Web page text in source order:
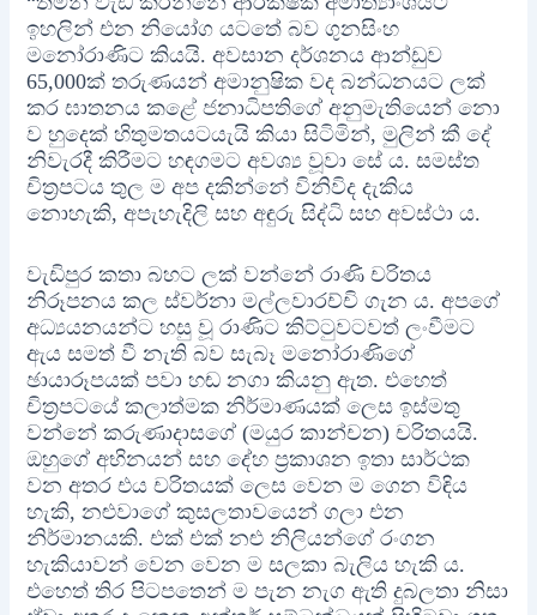
ඉහලින් එන නියෝග යටතේ බව ගුනසිංහ
මනෝරාණිට කියයි. අවසාන දර්ශනය ආන්ඩුව
65,000ක් තරුණයන් අමානුෂික වද බන්ධනයට ලක්
කර ඝාතනය කළේ ජනාධිපතිගේ අනුමැතියෙන් නො
ව හුදෙක් හිතුමතයටයැයි කියා සිටිමින්, මුලින් කී දේ
නිවැරදී කිරීමට හඳගමට අවශ්‍ය වූවා සේ ය. සමස්ත
චිත්‍රපටය තුල ම අප දකින්නේ විනිවිද දැකිය
නොහැකි, අපැහැදිලි සහ අඳුරු සිද්ධි සහ අවස්ථා ය.
වැඩිපුර කතා බහට ලක් වන්නේ රාණි චරිතය
නිරූපනය කල ස්වර්නා මල්ලවාරච්චි ගැන ය. අපගේ
අධ්‍යයනයන්ට හසු වූ රාණිට කිට්ටුවටවත් ලංවීමට
ඇය සමත් වී නැති බව සැබෑ මනෝරාණිගේ
ඡායාරූපයක් පවා හඬ නගා කියනු ඇත. එහෙත්
චිත්‍රපටයේ කලාත්මක නිර්මාණයක් ලෙස ඉස්මතු
වන්නේ කරුණාදාසගේ (මයුර කාන්චන) චරිතයයි.
ඔහුගේ අභිනයන් සහ දේහ ප්‍රකාශන ඉතා සාර්ථක
වන අතර එය චරිතයක් ලෙස වෙන ම ගෙන විඳිය
හැකි, නළුවාගේ කුසලතාවයෙන් ගලා එන
නිර්මානයකි. එක් එක් නළු නිලියන්ගේ රංගන
හැකියාවන් වෙන වෙන ම සලකා බැලිය හැකි ය.
එහෙත් තිර පිටපතෙන් ම පැන නැග ඇති දුබලතා නිසා